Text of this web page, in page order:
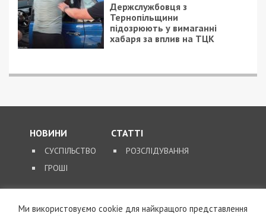
Держслужбовця з
Тернопільщини
підозрюють у вимаганні
хабаря за вплив на ТЦК
НОВИНИ
СУСПІЛЬСТВО
ГРОШІ
СТАТТІ
РОЗСЛІДУВАННЯ
Ми використовуємо cookie для найкращого представлення